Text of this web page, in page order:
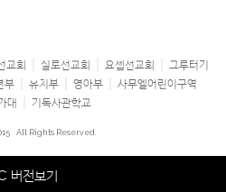
교회 실로선교회 요셉선교회
그루터기
부 유치부 영아부
사무엘어린이구역
대
기독사관학교
All Rights Reserved.
버전보기